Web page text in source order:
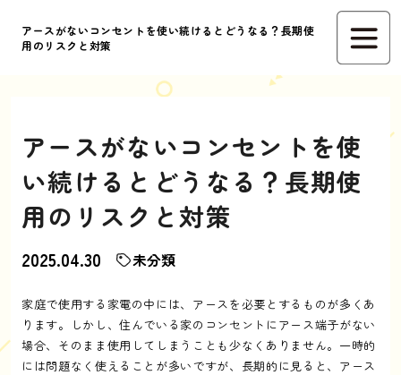
アースがないコンセントを使い続けるとどうなる？長期使
用のリスクと対策
アースがないコンセントを使
い続けるとどうなる？長期使
用のリスクと対策
2025.04.30 未分類
家庭で使用する家電の中には、アースを必要とするものが多くあ
ります。しかし、住んでいる家のコンセントにアース端子がない
場合、そのまま使用してしまうことも少なくありません。一時的
には問題なく使えることが多いですが、長期的に見ると、アース